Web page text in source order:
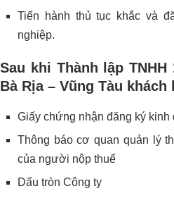
Tiến hành thủ tục khắc và
nghiệp.
Sau khi Thành lập
Bà Rịa – Vũng Tàu
Giấy chứng nhận đăng ký kinh
Thông báo cơ quan quản lý
của người nộp thuế
Dấu tròn Công ty